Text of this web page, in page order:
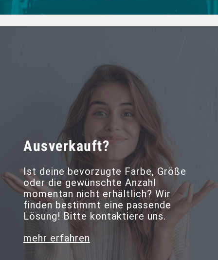
Ausverkauft?
Ist deine bevorzugte Farbe, Größe
oder die gewünschte Anzahl
momentan nicht erhältlich? Wir
finden bestimmt eine passende
Lösung! Bitte kontaktiere uns.
mehr erfahren